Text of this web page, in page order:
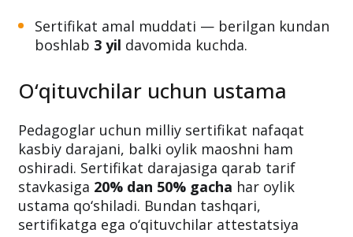
Sertifikat amal muddati — berilgan kundan
boshlab 3 yil davomida kuchda.
O‘qituvchilar uchun ustama
Pedagoglar uchun milliy sertifikat nafaqat
kasbiy darajani, balki oylik maoshni ham
oshiradi. Sertifikat darajasiga qarab tarif
stavkasiga 20% dan 50% gacha har oylik
ustama qo‘shiladi. Bundan tashqari,
sertifikatga ega o‘qituvchilar attestatsiya